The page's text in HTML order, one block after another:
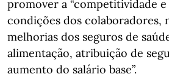
promover a “competitividade
condições dos colaboradores,
melhorias dos seguros de
alimentação, atribuição de
aumento do salário base”.